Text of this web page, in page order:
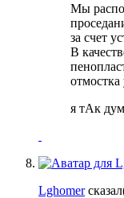
Мы
за счет
В
отмостка
я тАк
Lghomer